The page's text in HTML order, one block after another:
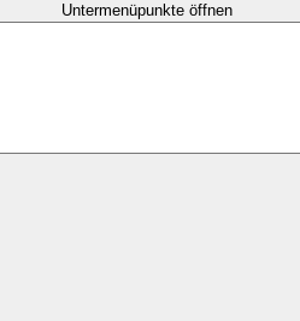
Untermenüpunkte öffnen